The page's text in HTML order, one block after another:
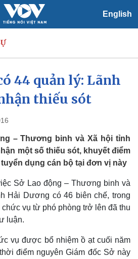
English
Xã hội
Dấu ấn VOV
Việc làm
Biển đảo
44 quản lý: Lãnh
thiếu sót
– Thương binh và Xã hội tỉnh
một số thiếu sót, khuyết điểm
dụng cán bộ tại đơn vị này
Sở Lao động – Thương binh và
Hải Dương có 46 biên chế, trong
vụ từ phó phòng trở lên đã thu
luận.
vụ được bổ nhiệm ồ ạt cuối năm
điểm nguyên Giám đốc Sở này